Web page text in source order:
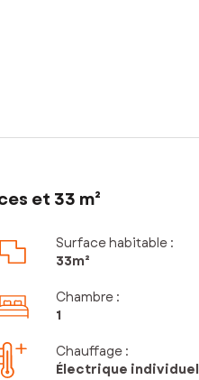
et 33 m²
Surface habitable :
33m²
Chambre:
1
Chauffage :
Électrique individuel